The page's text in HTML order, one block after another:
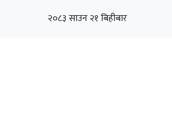
२०८३ साउन २१ बिहीबार